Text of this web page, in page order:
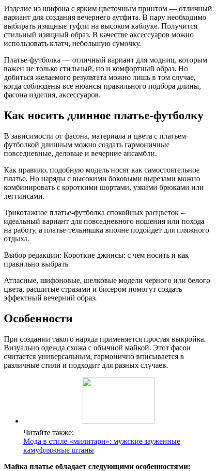
Изделие из шифона с ярким цветочным принтом — отличный
вариант для создания вечернего аутфита. В пару необходимо
выбирать изящные туфли на высоком каблуке. Получится
стильный изящный образ. В качестве аксессуаров можно
использовать клатч, небольшую сумочку.
Платье-футболка — отличный вариант для модниц, которым
важен не только стильный, но и комфортный образ. Но
добиться желаемого результата можно лишь в том случае,
когда соблюдены все нюансы правильного подбора длины,
фасона изделия, аксессуаров.
Как носить длинное платье-футболку
В зависимости от фасона, материала и цвета с платьем-
футболкой длинным можно создать гармоничные
повседневные, деловые и вечерние ансамбли.
Как правило, подобную модель носят как самостоятельное
платье. Но наряды с высокими боковыми вырезами можно
комбинировать с короткими шортами, узкими брюками или
леггинсами.
Трикотажное платье-футболка спокойных расцветок –
идеальный вариант для повседневного ношения или похода
на работу, а платье-тельняшка вполне подойдет для пляжного
отдыха.
Выбор редакции: Короткие джинсы: с чем носить и как
правильно выбрать
Атласные, шифоновые, шелковые модели черного или белого
цвета, расшитые стразами и бисером помогут создать
эффектный вечерний образ.
Особенности
При создании такого наряда применяется простая выкройка.
Визуально одежда схожа с обычной майкой. Этот фасон
считается универсальным, гармонично вписывается в
различные стили и подходит для разных случаев.
Читайте также:
Мода в стиле «милитари»: мужские зауженные
камуфляжные штаны
Майка платье обладает следующими особенностями: